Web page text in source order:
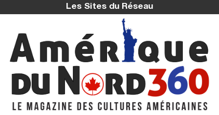
Les Sites du Réseau